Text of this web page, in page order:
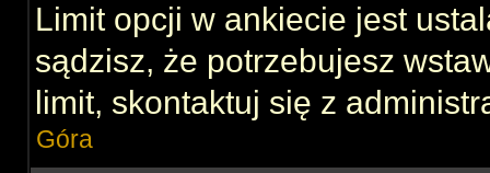
Limit opcji w ankiecie jest
sądzisz, że potrzebujesz
limit, skontaktuj się z
Góra